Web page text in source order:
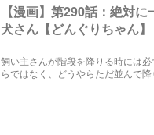
【漫画】第290話：絶対
犬さん【どんぐりちゃん】
飼い主さんが階段を降りる時には
らではなく、どうやらただ並んで降